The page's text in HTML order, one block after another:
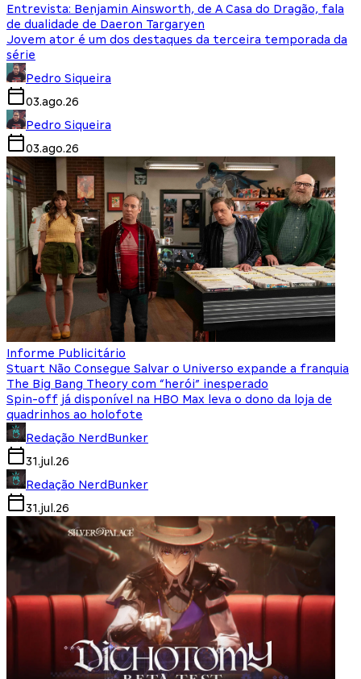
Entrevista: Benjamin Ainsworth, de A Casa do Dragão, fala
de dualidade de Daeron Targaryen
Jovem ator é um dos destaques da terceira temporada da
série
Pedro Siqueira
03.ago.26
Pedro Siqueira
03.ago.26
Informe Publicitário
Stuart Não Consegue Salvar o Universo expande a franquia
The Big Bang Theory com “herói” inesperado
Spin-off já disponível na HBO Max leva o dono da loja de
quadrinhos ao holofote
Redação NerdBunker
31.jul.26
Redação NerdBunker
31.jul.26